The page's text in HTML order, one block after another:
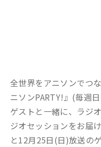
全世界をアニソンでつ
ニソンPARTY!』(毎週
ゲストと一緒に、ラジ
ジオセッションをお届
と12月25日(日)放送のゲ